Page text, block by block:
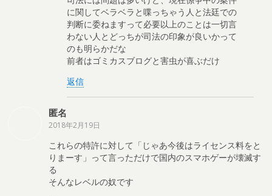
に関してベラベラと喋っちゃう人と法廷での
判断に委ねますって必要以上のことは一切言
わない人とどっちが司法の印象が良いかって
のも明らかだな
前者はゴミカスブログと害虫が喜ぶだけ
返信
匿名
2018年2月19日
これらの特許に対して「じゃあ今後はライセンス料をと
りまーす」って言っただけで国内のスマホゲーが壊滅す
る
そんなレベルの奴です